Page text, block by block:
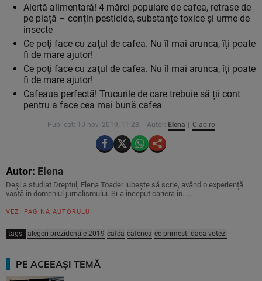
Alertă alimentară! 4 mărci populare de cafea, retrase de
pe piață – conțin pesticide, substanțe toxice și urme de
insecte
Ce poţi face cu zaţul de cafea. Nu îl mai arunca, îţi poate
fi de mare ajutor!
Ce poţi face cu zaţul de cafea. Nu îl mai arunca, îţi poate
fi de mare ajutor!
Cafeaua perfectă! Trucurile de care trebuie să ții cont
pentru a face cea mai bună cafea
Publicat: 10 nov. 2019, 11:28 Autor: Elena Ciao.ro
Autor: Elena
Deși a studiat Dreptul, Elena Toader iubește să scrie, având o experiență
vastă în domeniul jurnalismului. Și-a început cariera în…...
VEZI PAGINA AUTORULUI
tags: alegeri prezidențile 2019 cafea cafenea ce primesti daca votezi
PE ACEEAȘI TEMĂ